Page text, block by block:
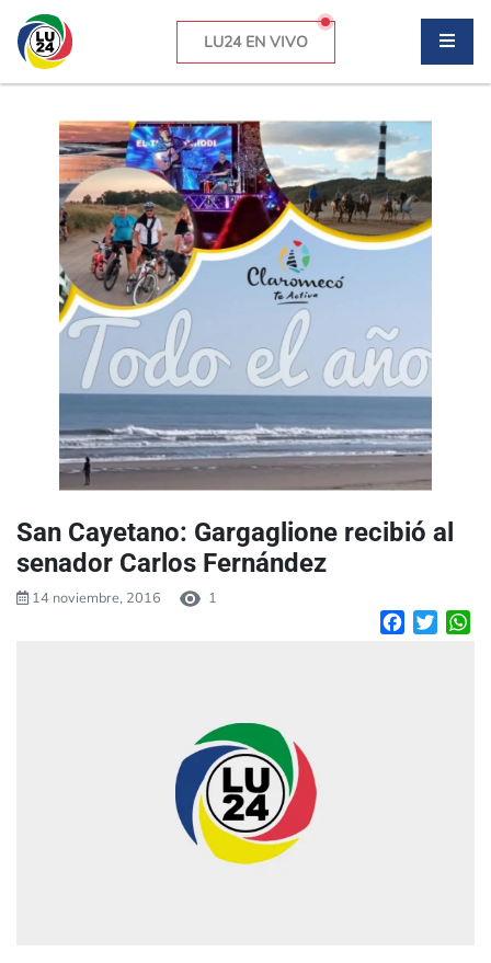
LU24 EN VIVO
San Cayetano: Gargaglione recibió al
senador Carlos Fernández
14 noviembre, 2016 1
Facebook